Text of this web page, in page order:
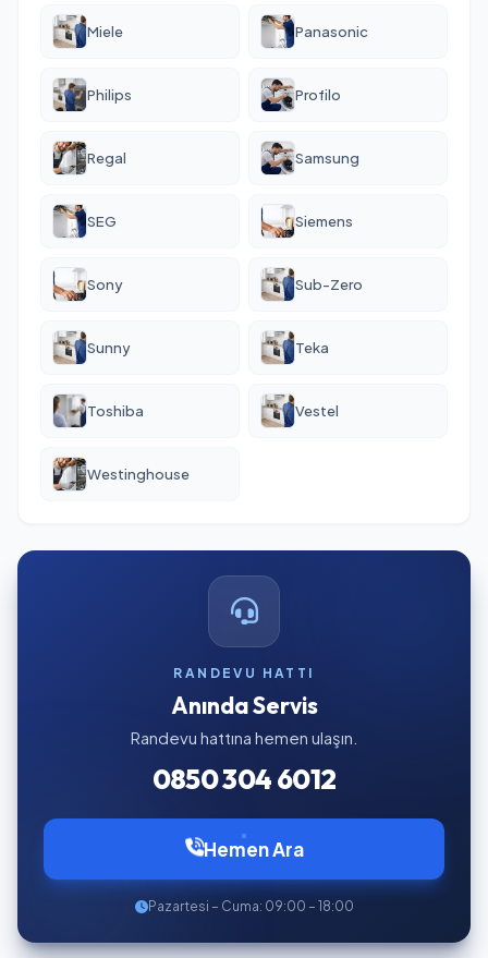
Miele Panasonic
Philips Profilo
Regal Samsung
SEG Siemens
Sony Sub-Zero
Sunny Teka
Toshiba Vestel
Westinghouse
RANDEVU HATTI
Anında Servis
Randevu hattına hemen ulaşın.
0850 304 6012
Hemen Ara
Pazartesi – Cuma: 09:00 – 18:00